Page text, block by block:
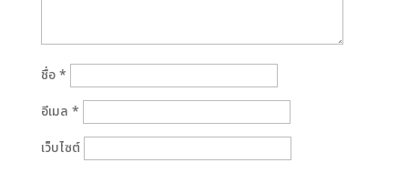
ชื่อ*
อีเมล *
เว็บไซต์